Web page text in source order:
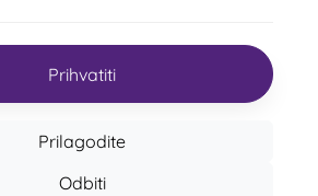
Prihvatiti
Prilagodite
Odbiti
PROTECT10
-10%